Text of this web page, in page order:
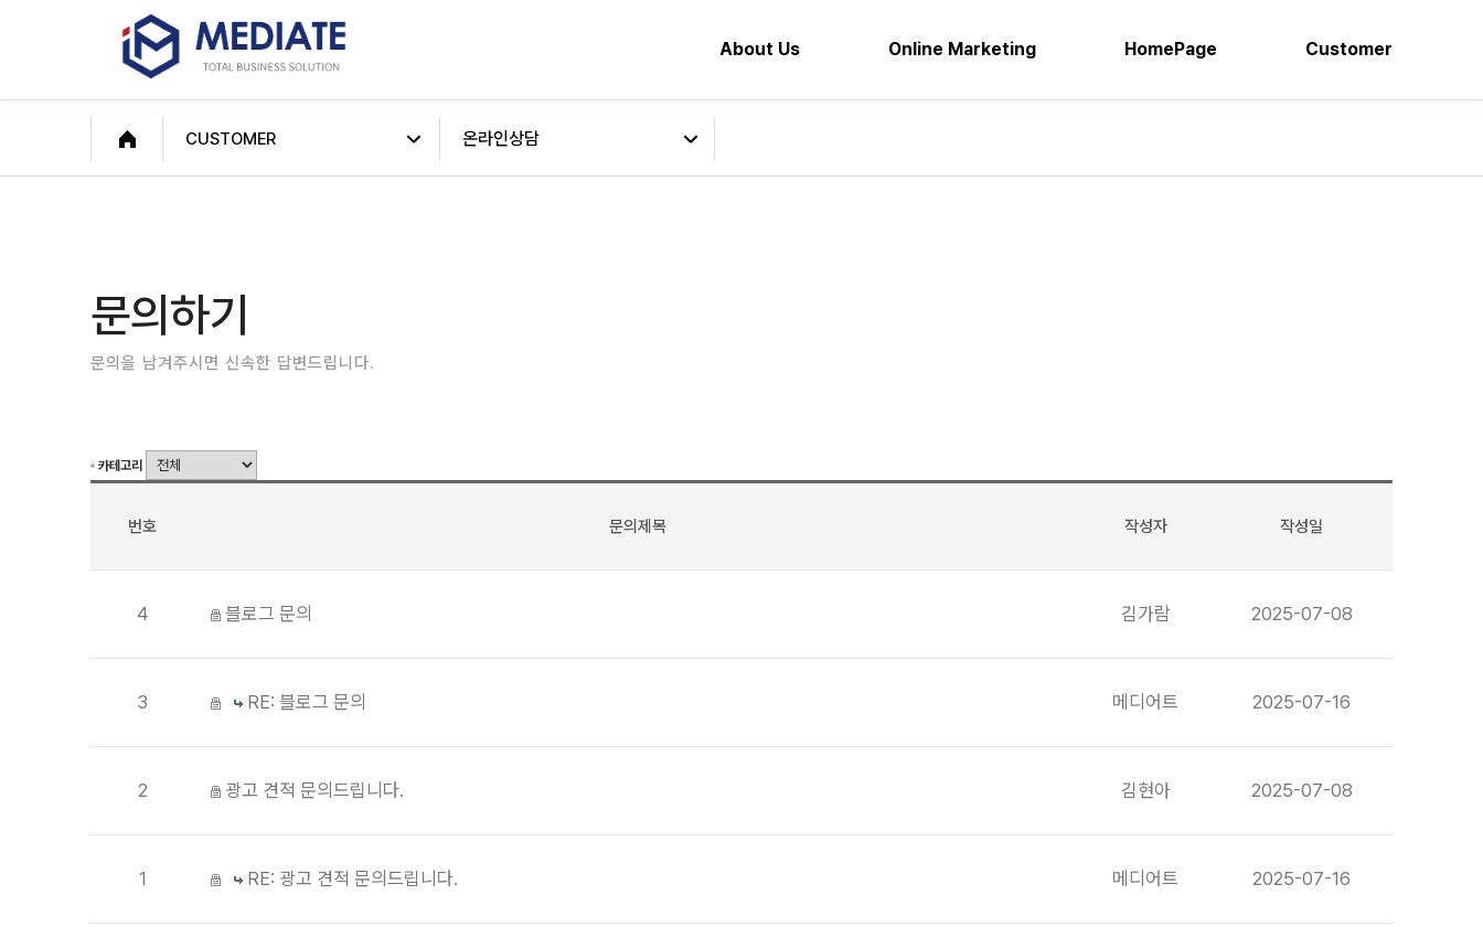
About Us Online Marketing HomePage Customer
CUSTOMER 온라인상담
문의하기
문의을 남겨주시면 신속한 답변드립니다.
카테고리
번호 문의제목 작성자 작성일
4 블로그 문의 김가람 2025-07-08
3 RE: 블로그 문의 메디어트 2025-07-16
2 광고 견적 문의드립니다. 김현아 2025-07-08
1 RE: 광고 견적 문의드립니다. 메디어트 2025-07-16